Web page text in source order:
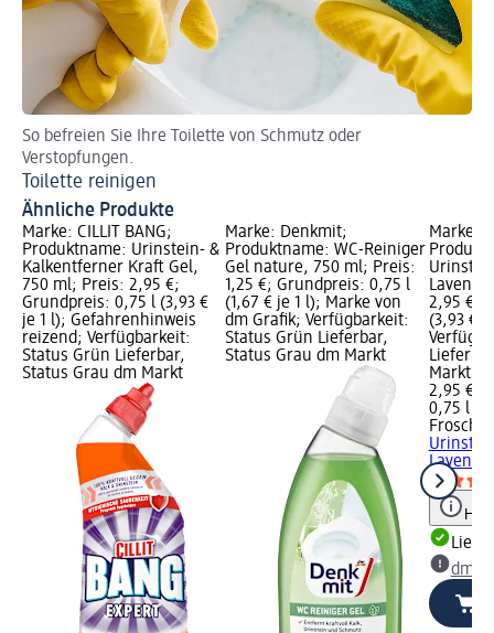
So befreien Sie Ihre Toilette von Schmutz oder
Verstopfungen.
Toilette reinigen
Ähnliche Produkte
Marke: CILLIT BANG;
Produktname: Urinstein- &
Kalkentferner Kraft Gel,
750 ml; Preis: 2,95 €;
Grundpreis: 0,75 l (3,93 €
je 1 l); Gefahrenhinweis
reizend; Verfügbarkeit:
Status Grün Lieferbar,
Status Grau dm Markt
Marke: Denkmit;
Produktname: WC-Reiniger
Gel nature, 750 ml; Preis:
1,25 €; Grundpreis: 0,75 l
(1,67 € je 1 l); Marke von
dm Grafik; Verfügbarkeit:
Status Grün Lieferbar,
Status Grau dm Markt
Marke:
2,95 €;
(3,93 €
Markt
2,95 €
0,75 l
Frosch
dm